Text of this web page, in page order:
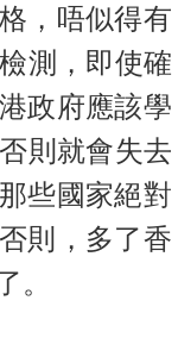
， 唔似得有
測，即使確
政府應該學
則就會失去
些國家絕對
否則，多了香
。